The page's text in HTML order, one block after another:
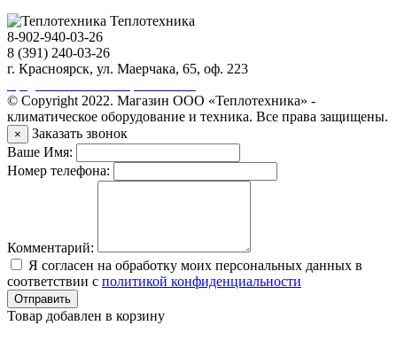
Теплотехника
8-902-940-03-26
8 (391) 240-03-26
г. Красноярск, ул. Маерчака, 65, оф. 223
© Copyright 2022. Магазин ООО «Теплотехника» -
климатическое оборудование и техника. Все права защищены.
×
Заказать звонок
Ваше Имя:
Номер телефона:
Комментарий:
Я согласен на обработку моих персональных данных в
соответствии с политикой конфиденциальности
Отправить
Товар добавлен в корзину